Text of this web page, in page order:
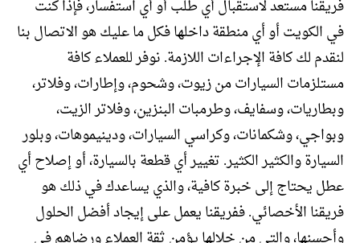
فريقنا مستعد لاستقبال أي طلب أو أي استفسار، فإذا كنت
في الكويت أو أي منطقة داخلها فكل ما عليك هو الاتصال بنا
لنقدم لك كافة الإجراءات اللازمة. نوفر للعملاء كافة
مستلزمات السيارات من زيوت، وشحوم، وإطارات، وفلاتر،
وبطاريات، وسفايف، وطرمبات البنزين، وفلاتر الزيت،
وبواجي، وشكمانات، وكراسي السيارات، ودينيموهات، وبلور
السيارة والكثير الكثير. تغيير أي قطعة بالسيارة، أو إصلاح أي
عطل يحتاج إلى خبرة كافية، والذي يساعدك في ذلك هو
فريقنا الأخصائي. ففريقنا يعمل على إيجاد أفضل الحلول